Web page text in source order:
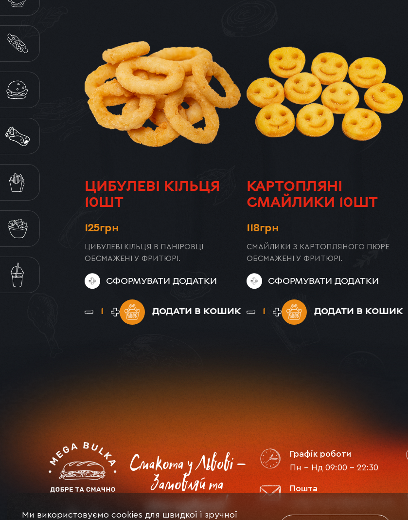
ЦИБУЛЕВІ КІЛЬЦЯ
10ШТ
ЦЕЗАР
125грн
ЦИБУЛЕВІ КІЛЬЦЯ В ПАНІРОВЦІ
ОБСМАЖЕНІ У ФРИТЮРІ.
СФОРМУВАТИ ДОДАТКИ
ДОДАТИ В КОШИК
КАРТОПЛЯНІ
СМАЙЛИКИ 10ШТ
ЦЕЗАР
118грн
СМАЙЛИКИ З КАРТОПЛЯНОГО ПЮРЕ
ОБСМАЖЕНІ У ФРИТЮРІ.
СФОРМУВАТИ ДОДАТКИ
ДОДАТИ В КОШИК
Смакота у Львові -
Замовляй та
насолоджуйся!
Графік роботи
Пн - Нд 09:00 - 22:30
Пошта
Ми використовуємо cookies для швидкої і зручної